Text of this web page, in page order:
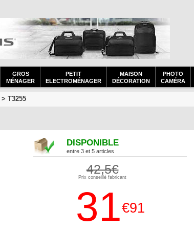
GROS
MÉNAGER
PETIT
ELECTROMÉNAGER
MAISON
DÉCORATION
PHOTO
CAMÉRA
> T3255
DISPONIBLE
entre 3 et 5 articles
42,5€
Prix conseillé fabricant
31€91